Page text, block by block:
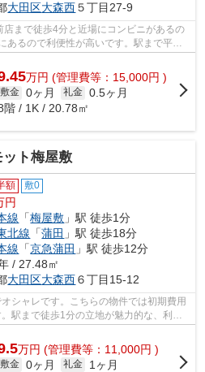
大田区大森西５丁目27-9
まで徒歩4分と近場にコンビニがあるの
あるので利便性が高いです。駅まで平坦
ちら...
万円 (管理費等：15,000円 )
敷金 0ヶ月 礼金 0.5ヶ月
階 / 1K / 20.78㎡
ト梅屋敷
額 敷0
円
線 「梅屋敷 」駅 徒歩1分
北線 「蒲田 」駅 徒歩18分
線 「京急蒲田 」駅 徒歩12分
/ 27.48㎡
大田区大森西６丁目15-12
シャレです。こちらの物件では初期費用
駅まで徒歩1分の立地が魅力的な、利便
はエ...
万円 (管理費等：11,000円 )
敷金 0ヶ月 礼金
1ヶ月